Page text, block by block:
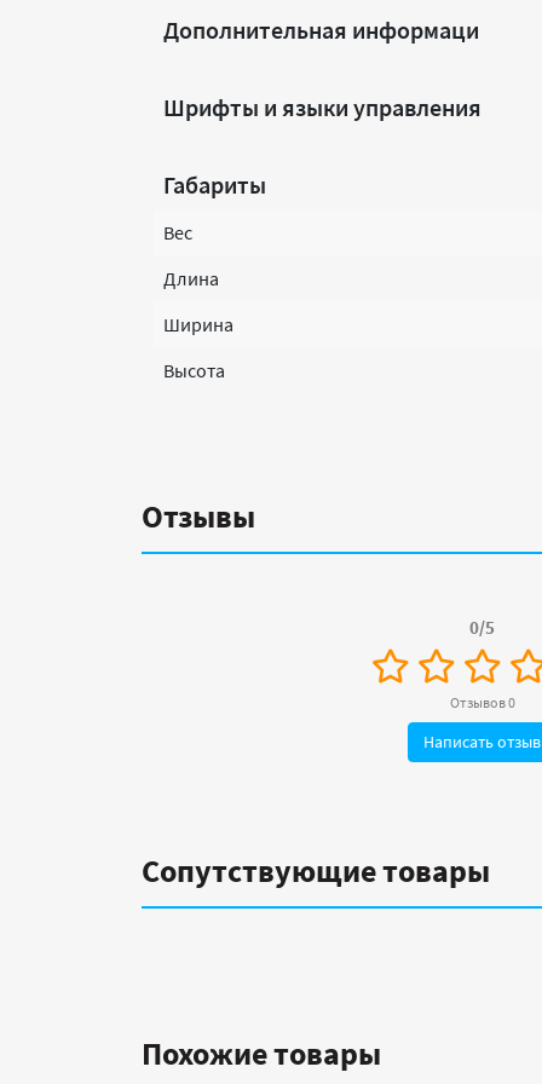
Дополнительная информаци
Шрифты и языки управления
Габариты
Вес
Длина
Ширина
Высота
Отзывы
0/5
Отзывов 0
Написать отзыв
Сопутствующие товары
Похожие товары